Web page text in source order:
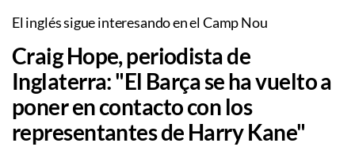
El inglés sigue interesando en el Camp Nou
Craig Hope, periodista de
Inglaterra: "El Barça se ha vuelto a
poner en contacto con los
representantes de Harry Kane"